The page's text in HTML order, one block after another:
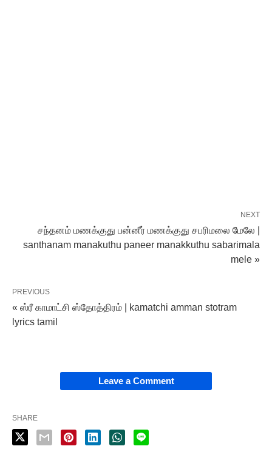
NEXT
சந்தனம் மணக்குது பன்னீர் மணக்குது சபரிமலை மேலே |
santhanam manakuthu paneer manakkuthu sabarimala
mele »
PREVIOUS
« ஸ்ரீ காமாட்சி ஸ்தோத்திரம் | kamatchi amman stotram
lyrics tamil
Leave a Comment
SHARE